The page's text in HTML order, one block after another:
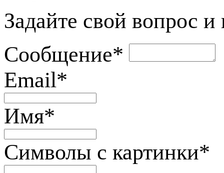
Задайте свой вопрос
Сообщение*
Email*
Имя*
Символы с картинки*